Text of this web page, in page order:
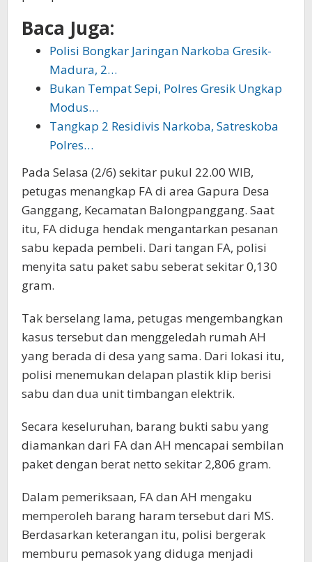
Baca Juga:
Polisi Bongkar Jaringan Narkoba Gresik-
Madura, 2…
Bukan Tempat Sepi, Polres Gresik Ungkap
Modus…
Tangkap 2 Residivis Narkoba, Satreskoba
Polres…
Pada Selasa (2/6) sekitar pukul 22.00 WIB,
petugas menangkap FA di area Gapura Desa
Ganggang, Kecamatan Balongpanggang. Saat
itu, FA diduga hendak mengantarkan pesanan
sabu kepada pembeli. Dari tangan FA, polisi
menyita satu paket sabu seberat sekitar 0,130
gram.
Tak berselang lama, petugas mengembangkan
kasus tersebut dan menggeledah rumah AH
yang berada di desa yang sama. Dari lokasi itu,
polisi menemukan delapan plastik klip berisi
sabu dan dua unit timbangan elektrik.
Secara keseluruhan, barang bukti sabu yang
diamankan dari FA dan AH mencapai sembilan
paket dengan berat netto sekitar 2,806 gram.
Dalam pemeriksaan, FA dan AH mengaku
memperoleh barang haram tersebut dari MS.
Berdasarkan keterangan itu, polisi bergerak
memburu pemasok yang diduga menjadi